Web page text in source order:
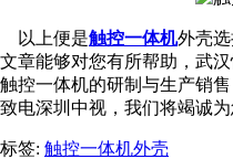
以上便是触控一体机外壳
文章能够对您有所帮助，武
触控一体机的研制与生产销
致电深圳中视，我们将竭诚为
标签: 触控一体机外壳